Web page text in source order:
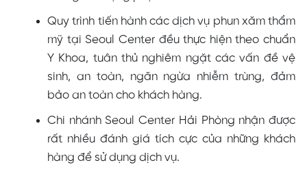
Quy trình tiến hành các dịch vụ phun xăm thẩm
mỹ tại Seoul Center đều thực hiện theo chuẩn
Y Khoa, tuân thủ nghiêm ngặt các vấn đề vệ
sinh, an toàn, ngăn ngừa nhiễm trùng, đảm
bảo an toàn cho khách hàng.
Chi nhánh Seoul Center Hải Phòng nhận được
rất nhiều đánh giá tích cực của những khách
hàng để sử dụng dịch vụ.